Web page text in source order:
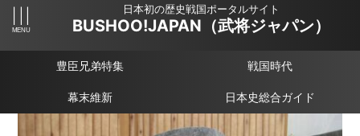
日本初の歴史戦国ポータルサイト
BUSHOO!JAPAN（武将ジャパン）
豊臣兄弟特集 戦国時代
幕末維新 日本史総合ガイド